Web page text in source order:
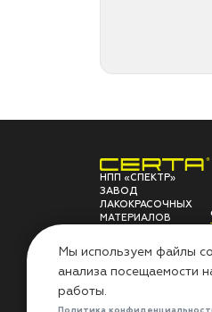
НПП «СПЕКТР»
ЗАВОД
ЛАКОКРАСОЧНЫХ
МАТЕРИАЛОВ
Мы используем файлы
анализа посещаемости
работы.